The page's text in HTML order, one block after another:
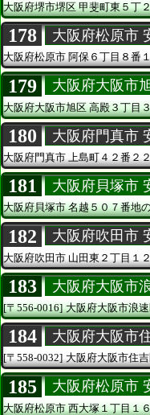
大阪府堺市堺区甲斐町東５丁
178 大阪府松原市
大阪府松原市阿保６丁目８番
179 大阪府大阪市
大阪府大阪市旭区高殿３丁目
180 大阪府門真市
大阪府門真市上島町４２番２
181 大阪府貝塚市
大阪府貝塚市名越５０７番地
182 大阪府吹田市
大阪府吹田市 山田東２丁目１
183 大阪府大阪市
[〒556-0016] 大阪府大阪市浪
184 大阪府大阪市
[〒558-0032] 大阪府大阪市住
185 大阪府松原市
大阪府松原市西大塚１丁目１